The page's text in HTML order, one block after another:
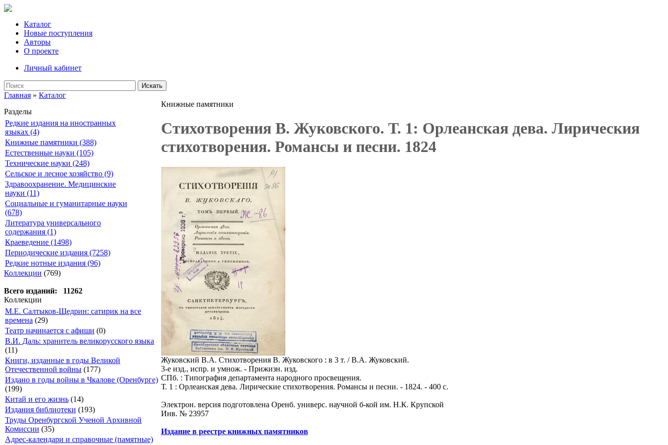
Каталог
Новые поступления
Авторы
О проекте
Личный кабинет
Искать
Главная » Каталог
Разделы
Редкие издания на иностранных
языках (4)
Книжные памятники (388)
Естественные науки (105)
Технические науки (248)
Сельское и лесное хозяйство (9)
Здравоохранение. Медицинские
науки (11)
Социальные и гуманитарные науки
(678)
Литература универсального
содержания (1)
Краеведение (1498)
Периодические издания (7258)
Редкие нотные издания (96)
Коллекции (769)
Всего изданий: 11262
Коллекции
М.Е. Салтыков-Щедрин: сатирик на все
времена (29)
Театр начинается с афиши (0)
В.И. Даль: хранитель великорусского языка
(11)
Книги, изданные в годы Великой
Отечественной войны (177)
Издано в годы войны в Чкалове (Оренбурге)
(199)
Китай и его жизнь (14)
Издания библиотеки (193)
Труды Оренбургской Ученой Архивной
Комиссии (35)
Адрес-календари и справочные (памятные)
Книжные памятники
Стихотворения В. Жуковского. Т. 1: Орлеанская дева. Лирическия
стихотворения. Романсы и песни. 1824
Жуковский В.А. Стихотворения В. Жуковского : в 3 т. / В.А. Жуковский.
3-е изд., испр. и умнож. - Прижизн. изд.
СПб. : Типография департамента народного просвещения.
Т. 1 : Орлеанская дева. Лирические стихотворения. Романсы и песни. - 1824. - 400 с.
Электрон. версия подготовлена Оренб. универс. научной б-кой им. Н.К. Крупской
Инв. № 23957
Издание в реестре книжных памятников